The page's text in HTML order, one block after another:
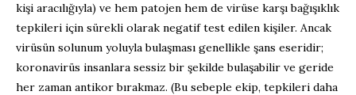
kişi aracılığıyla) ve hem patojen hem de virüse karşı bağışıklık
tepkileri için sürekli olarak negatif test edilen kişiler. Ancak
virüsün solunum yoluyla bulaşması genellikle şans eseridir;
koronavirüs insanlara sessiz bir şekilde bulaşabilir ve geride
her zaman antikor bırakmaz. (Bu sebeple ekip, tepkileri daha